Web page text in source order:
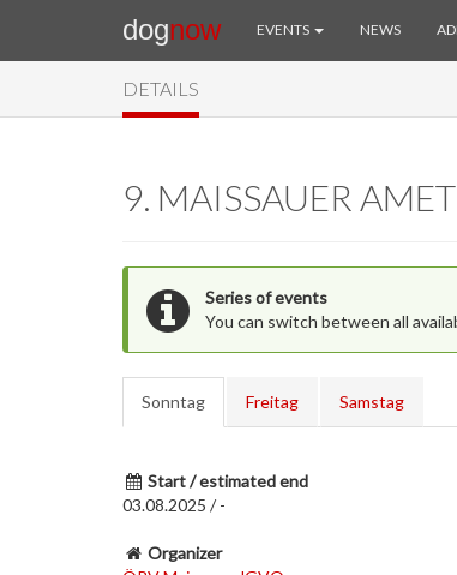
dognow EVENTS NEWS
DETAILS
9. MAISSAUER
Series of events
You can switch between all
Sonntag Freitag Samstag
Start / estimated end
03.08.2025 / -
Organizer